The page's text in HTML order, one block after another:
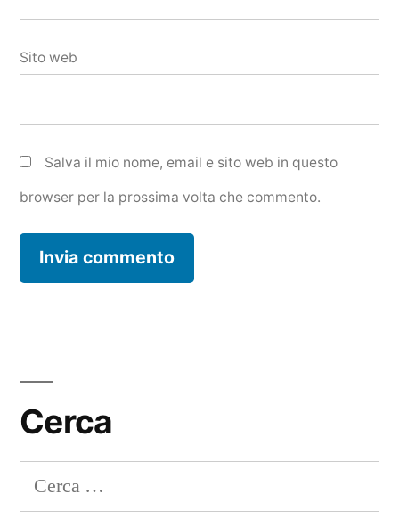
Sito web
Salva il mio nome, email e sito web in questo
browser per la prossima volta che commento.
Cerca
Ricerca
per: